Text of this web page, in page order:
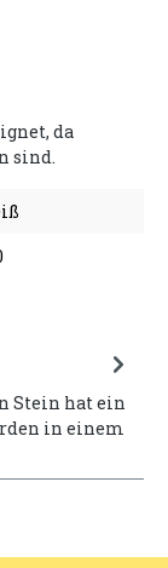
da
sind.
Stein hat ein
in einem